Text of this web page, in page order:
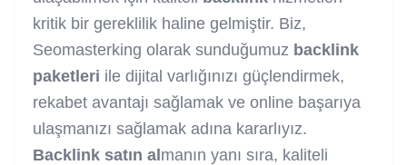
kritik bir gereklilik haline gelmiştir. Biz,
Seomasterking olarak sunduğumuz backlink
paketleri ile dijital varlığınızı güçlendirmek,
rekabet avantajı sağlamak ve online başarıya
ulaşmanızı sağlamak adına kararlıyız.
Backlink satın almanın yanı sıra, kaliteli